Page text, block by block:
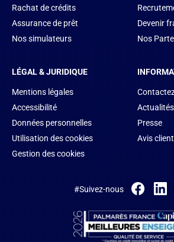
Rachat de crédits
Assurance de prêt
Nos simulateurs
Devenir
Nos
LÉGAL & JURIDIQUE
Mentions légales
Accessibilité
Données personnelles
Utilisation des cookies
Gestion des cookies
Actualités
Presse
Avis
#Suivez-nous